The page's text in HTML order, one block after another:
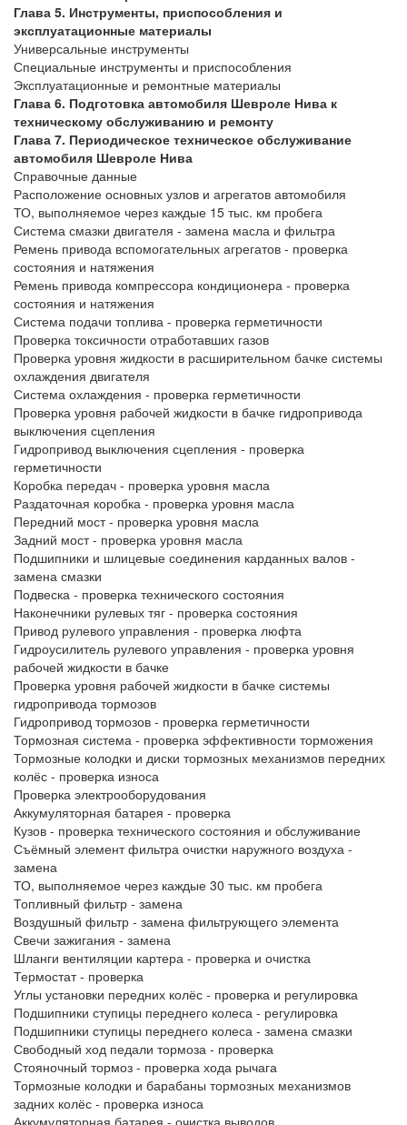
Глава 5. Инструменты, приспособления и
эксплуатационные материалы
Универсальные инструменты
Специальные инструменты и приспособления
Эксплуатационные и ремонтные материалы
Глава 6. Подготовка автомобиля Шевроле Нива к
техническому обслуживанию и ремонту
Глава 7. Периодическое техническое обслуживание
автомобиля Шевроле Нива
Справочные данные
Расположение основных узлов и агрегатов автомобиля
ТО, выполняемое через каждые 15 тыс. км пробега
Система смазки двигателя - замена масла и фильтра
Ремень привода вспомогательных агрегатов - проверка
состояния и натяжения
Ремень привода компрессора кондиционера - проверка
состояния и натяжения
Система подачи топлива - проверка герметичности
Проверка токсичности отработавших газов
Проверка уровня жидкости в расширительном бачке системы
охлаждения двигателя
Система охлаждения - проверка герметичности
Проверка уровня рабочей жидкости в бачке гидропривода
выключения сцепления
Гидропривод выключения сцепления - проверка
герметичности
Коробка передач - проверка уровня масла
Раздаточная коробка - проверка уровня масла
Передний мост - проверка уровня масла
Задний мост - проверка уровня масла
Подшипники и шлицевые соединения карданных валов -
замена смазки
Подвеска - проверка технического состояния
Наконечники рулевых тяг - проверка состояния
Привод рулевого управления - проверка люфта
Гидроусилитель рулевого управления - проверка уровня
рабочей жидкости в бачке
Проверка уровня рабочей жидкости в бачке системы
гидропривода тормозов
Гидропривод тормозов - проверка герметичности
Тормозная система - проверка эффективности торможения
Тормозные колодки и диски тормозных механизмов передних
колёс - проверка износа
Проверка электрооборудования
Аккумуляторная батарея - проверка
Кузов - проверка технического состояния и обслуживание
Съёмный элемент фильтра очистки наружного воздуха -
замена
ТО, выполняемое через каждые 30 тыс. км пробега
Топливный фильтр - замена
Воздушный фильтр - замена фильтрующего элемента
Свечи зажигания - замена
Шланги вентиляции картера - проверка и очистка
Термостат - проверка
Углы установки передних колёс - проверка и регулировка
Подшипники ступицы переднего колеса - регулировка
Подшипники ступицы переднего колеса - замена смазки
Свободный ход педали тормоза - проверка
Стояночный тормоз - проверка хода рычага
Тормозные колодки и барабаны тормозных механизмов
задних колёс - проверка износа
Аккумуляторная батарея - очистка выводов